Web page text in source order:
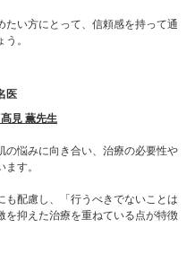
い方にとって、信頼感を持って通
。
医
見 薫先生
悩みに向き合い、治療の必要性や
す。
も配慮し、「行うべきでないことは
抑えた治療を重ねている点が特徴